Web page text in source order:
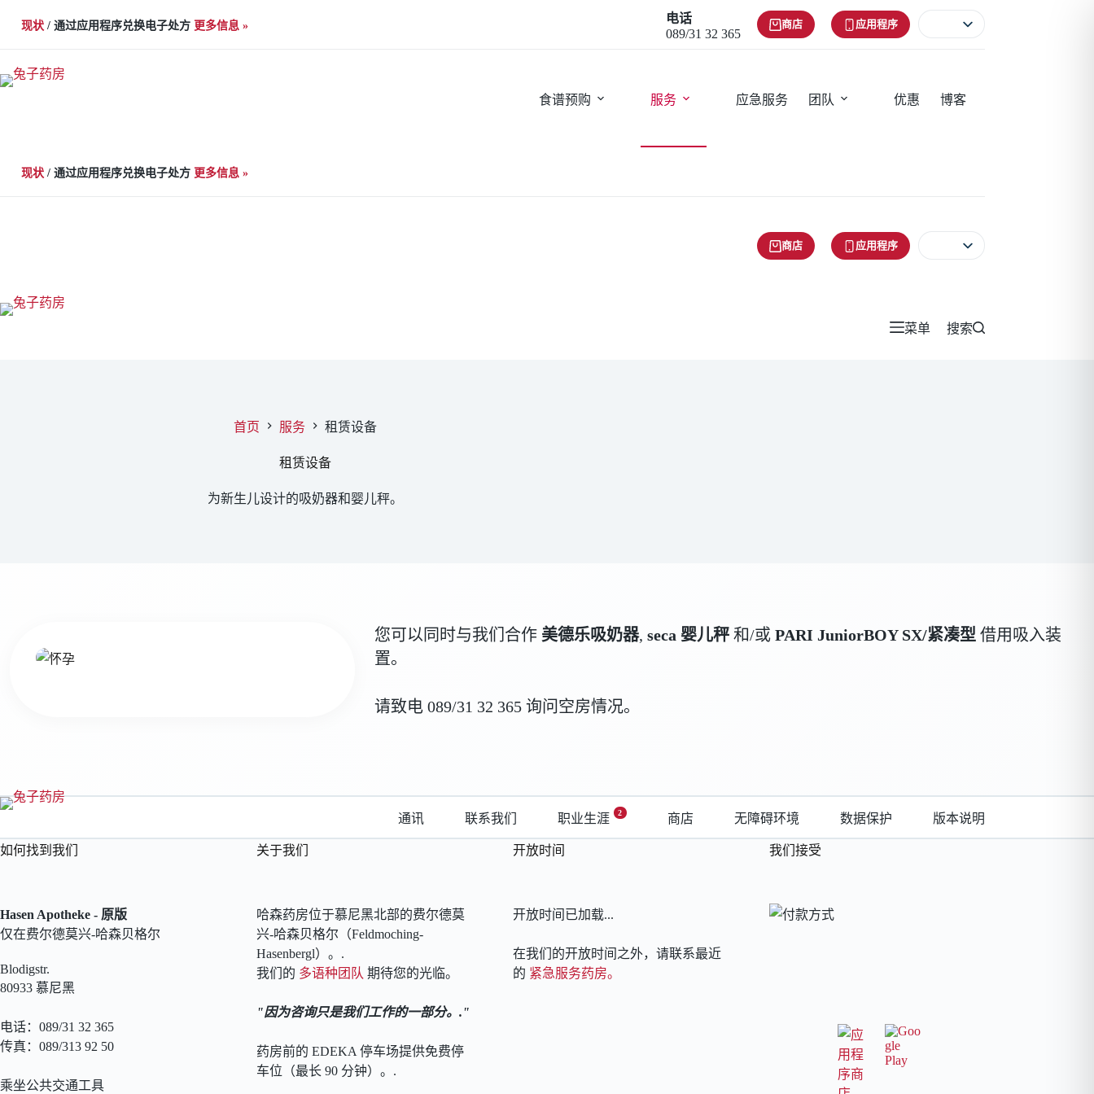
现状 / 通过应用程序兑换电子处方 更多信息 »
电话
089/31 32 365
商店 应用程序
食谱预购 服务 应急服务 团队 优惠 博客
现状 / 通过应用程序兑换电子处方 更多信息 »
商店 应用程序
菜单 搜索
首页 服务 租赁设备
租赁设备
为新生儿设计的吸奶器和婴儿秤。
您可以同时与我们合作 美德乐吸奶器, seca 婴儿秤和/或 PARI JuniorBOY SX/紧凑型 借用吸入装
置。
请致电 089/31 32 365 询问空房情况。
通讯 联系我们 职业生涯 2 商店 无障碍环境 数据保护 版本说明
如何找到我们
Hasen Apotheke - 原版
仅在费尔德莫兴-哈森贝格尔
Blodigstr.
80933 慕尼黑
电话：089/31 32 365
传真：089/313 92 50
乘坐公共交通工具
关于我们
哈森药房位于慕尼黑北部的费尔德莫
兴-哈森贝格尔（Feldmoching-
Hasenbergl）。.
我们的 多语种团队 期待您的光临。
因为咨询只是我们工作的一部分。.
药房前的 EDEKA 停车场提供免费停
车位（最长 90 分钟）。.
开放时间
开放时间已加载...
在我们的开放时间之外，请联系最近
的 紧急服务药房。
我们接受